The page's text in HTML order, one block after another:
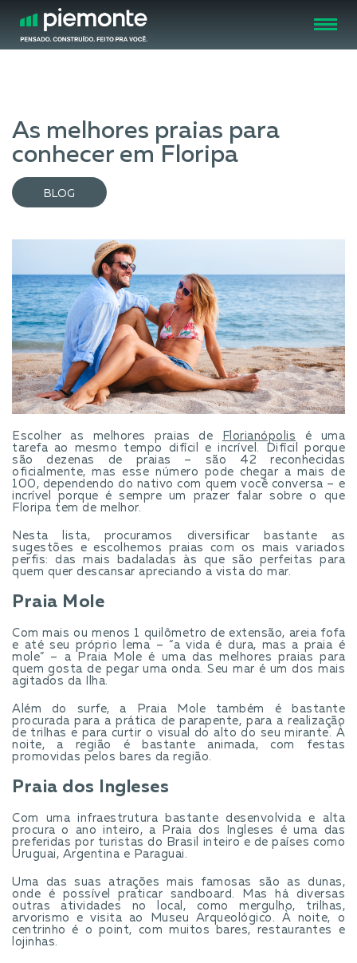
FECHAR
As melhores praias para
conhecer em Floripa
BLOG
Escolher as melhores praias de Florianópolis é uma
tarefa ao mesmo tempo difícil e incrível. Difícil porque
são dezenas de praias – são 42 reconhecidas
oficialmente, mas esse número pode chegar a mais de
100, dependendo do nativo com quem você conversa – e
incrível porque é sempre um prazer falar sobre o que
Floripa tem de melhor.
Nesta lista, procuramos diversificar bastante as
sugestões e escolhemos praias com os mais variados
perfis: das mais badaladas às que são perfeitas para
quem quer descansar apreciando a vista do mar.
Praia Mole
Com mais ou menos 1 quilômetro de extensão, areia fofa
e até seu próprio lema – “a vida é dura, mas a praia é
mole” – a Praia Mole é uma das melhores praias para
quem gosta de pegar uma onda. Seu mar é um dos mais
agitados da Ilha.
Além do surfe, a Praia Mole também é bastante
procurada para a prática de parapente, para a realização
de trilhas e para curtir o visual do alto do seu mirante. À
noite, a região é bastante animada, com festas
promovidas pelos bares da região.
Praia dos Ingleses
Com uma infraestrutura bastante desenvolvida e alta
procura o ano inteiro, a Praia dos Ingleses é uma das
preferidas por turistas do Brasil inteiro e de países como
Uruguai, Argentina e Paraguai.
Uma das suas atrações mais famosas são as dunas,
onde é possível praticar sandboard. Mas há diversas
outras atividades no local, como mergulho, trilhas,
arvorismo e visita ao Museu Arqueológico. À noite, o
centrinho é o point, com muitos bares, restaurantes e
lojinhas.